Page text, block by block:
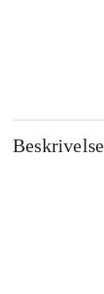
Beskrivelse